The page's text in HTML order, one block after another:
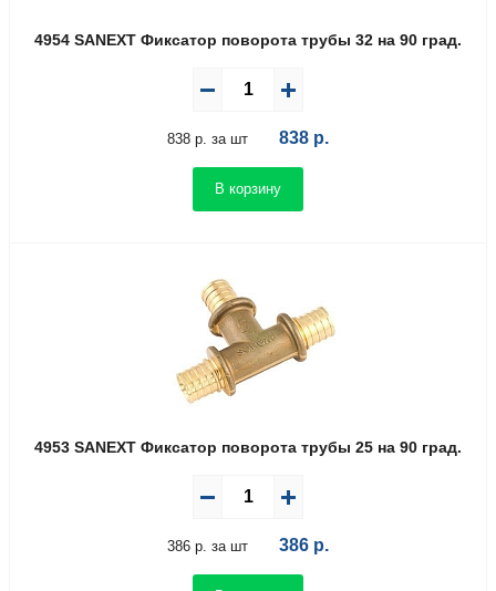
4954 SANEXT Фиксатор поворота трубы 32 на 90 град.
838 р. за шт 838 р.
В корзину
4953 SANEXT Фиксатор поворота трубы 25 на 90 град.
386 р. за шт 386 р.